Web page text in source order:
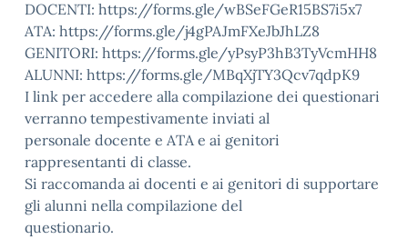
DOCENTI: https://forms.gle/wBSeFGeR15BS7i5x7
ATA: https://forms.gle/j4gPAJmFXeJbJhLZ8
GENITORI: https://forms.gle/yPsyP3hB3TyVcmHH8
ALUNNI: https://forms.gle/MBqXjTY3Qcv7qdpK9
I link per accedere alla compilazione dei questionari
verranno tempestivamente inviati al
personale docente e ATA e ai genitori
rappresentanti di classe.
Si raccomanda ai docenti e ai genitori di supportare
gli alunni nella compilazione del
questionario.